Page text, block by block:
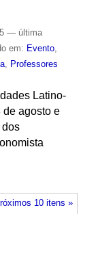
— última
em: Evento,
, Professores
Latino-
agosto e
dos
10 itens »